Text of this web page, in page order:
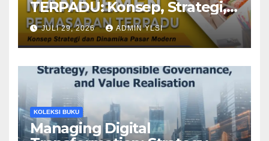
TERPADU: Konsep, Strategi,
dan Dinamika Pasar Modern
JULI 29, 2026 ADMIN YLSI
KOLEKSI BUKU
Managing Digital